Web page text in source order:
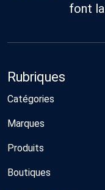
font
Rubriques
Catégories
Marques
Produits
Boutiques